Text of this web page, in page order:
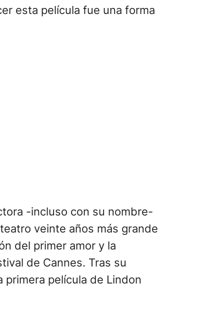
esta película fue una forma
-incluso con su nombre-
veinte años más grande
del primer amor y la
de Cannes. Tras su
película de Lindon